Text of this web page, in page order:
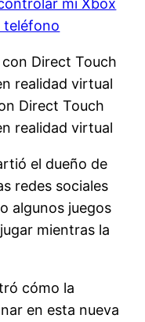
teléfono
Direct Touch
realidad virtual
el dueño de
redes sociales
algunos juegos
mientras la
cómo la
en esta nueva